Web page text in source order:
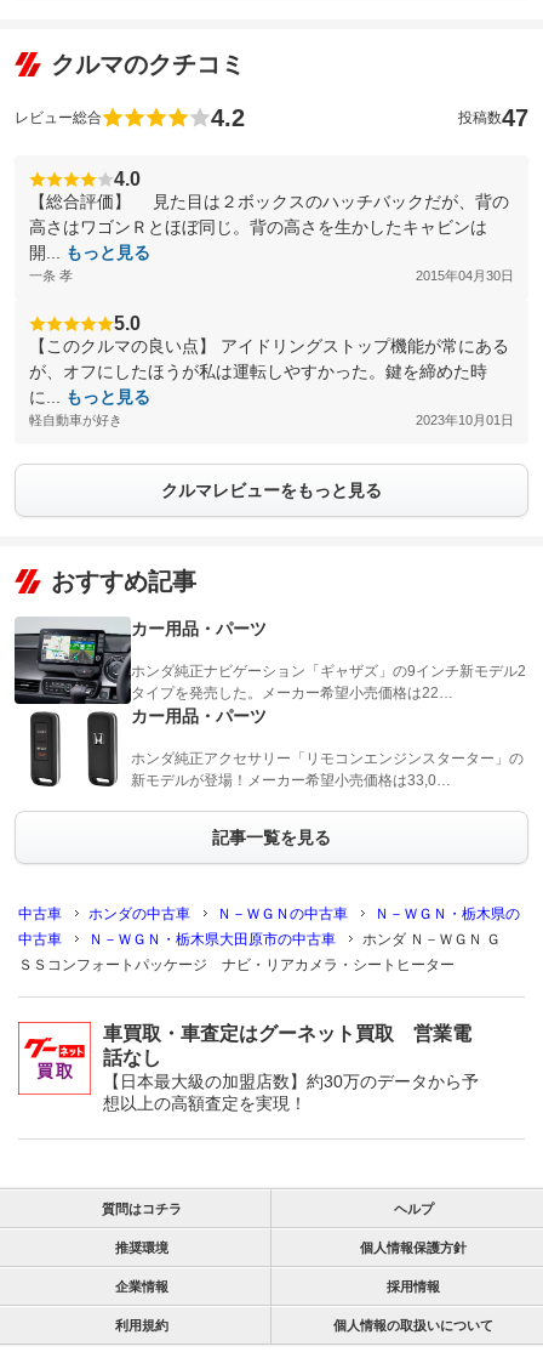
クルマのクチコミ
レビュー総合 4.2 投稿数47
4.0
【総合評価】 見た目は２ボックスのハッチバックだが、背の
高さはワゴンＲとほぼ同じ。背の高さを生かしたキャビンは
開...
もっと見る
一条 孝 2015年04月30日
5.0
【このクルマの良い点】 アイドリングストップ機能が常にある
が、オフにしたほうが私は運転しやすかった。鍵を締めた時
に...
もっと見る
軽自動車が好き 2023年10月01日
クルマレビューをもっと見る
おすすめ記事
カー用品・パーツ
ホンダ純正ナビゲーション「ギャザズ」の9インチ新モデル2
タイプを発売した。メーカー希望小売価格は22…
カー用品・パーツ
ホンダ純正アクセサリー「リモコンエンジンスターター」の
新モデルが登場！メーカー希望小売価格は33,0…
記事一覧を見る
中古車 ホンダの中古車 Ｎ－ＷＧＮの中古車
Ｎ－ＷＧＮ・栃木県の
中古車
Ｎ－ＷＧＮ・栃木県大田原市の中古車
ホンダ Ｎ－ＷＧＮ Ｇ
ＳＳコンフォートパッケージ ナビ・リアカメラ・シートヒーター
車買取・車査定はグーネット買取 営業電
話なし
【日本最大級の加盟店数】約30万のデータから予
想以上の高額査定を実現！
質問はコチラ ヘルプ
推奨環境 個人情報保護方針
企業情報 採用情報
利用規約 個人情報の取扱いについて